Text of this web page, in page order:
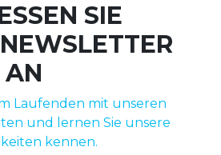
SIE
AN
Laufenden mit unseren
und lernen Sie unsere
kennen.